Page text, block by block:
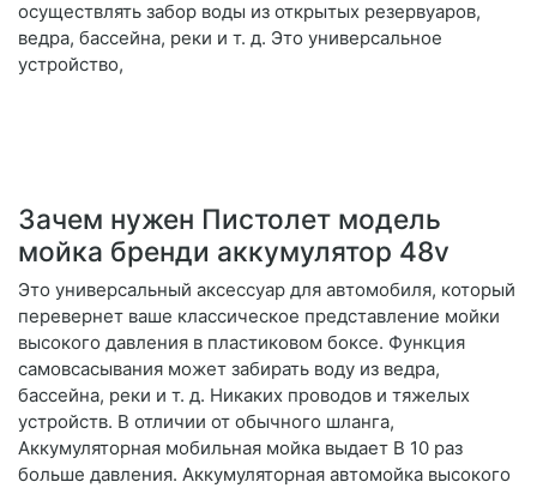
осуществлять забор воды из открытых резервуаров,
ведра, бассейна, реки и т. д. Это универсальное
устройство,
Зачем нужен Пистолет модель
мойка бренди аккумулятор 48v
Это универсальный аксессуар для автомобиля, который
перевернет ваше классическое представление мойки
высокого давления в пластиковом боксе. Функция
самовсасывания может забирать воду из ведра,
бассейна, реки и т. д. Никаких проводов и тяжелых
устройств. В отличии от обычного шланга,
Аккумуляторная мобильная мойка выдает В 10 раз
больше давления. Аккумуляторная автомойка высокого